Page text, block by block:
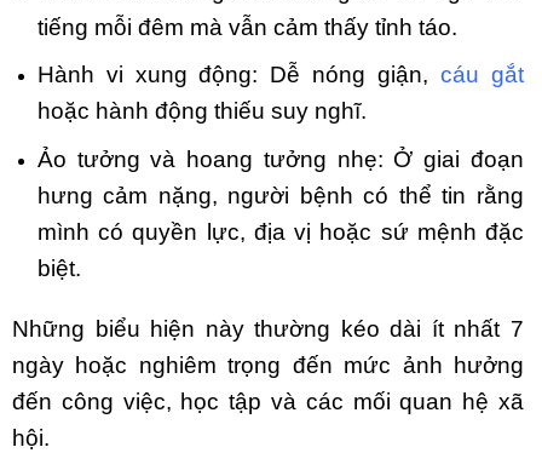
tiếng mỗi đêm mà vẫn cảm thấy tỉnh táo.
Hành vi xung động: Dễ nóng giận,cáu gắt
hoặc hành động thiếu suy nghĩ.
Ảo tưởng và hoang tưởng nhẹ: Ở giai đoạn
hưng cảm nặng, người bệnh có thể tin rằng
mình có quyền lực, địa vị hoặc sứ mệnh đặc
biệt.
Những biểu hiện này thường kéo dài ít nhất 7
ngày hoặc nghiêm trọng đến mức ảnh hưởng
đến công việc, học tập và các mối quan hệ xã
hội.